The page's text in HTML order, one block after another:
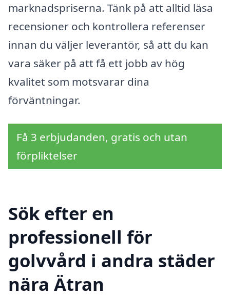
marknadspriserna. Tänk på att alltid läsa
recensioner och kontrollera referenser
innan du väljer leverantör, så att du kan
vara säker på att få ett jobb av hög
kvalitet som motsvarar dina
förväntningar.
Få 3 erbjudanden, gratis och utan
förpliktelser
Sök efter en
professionell för
golvvård i andra städer
nära Ätran